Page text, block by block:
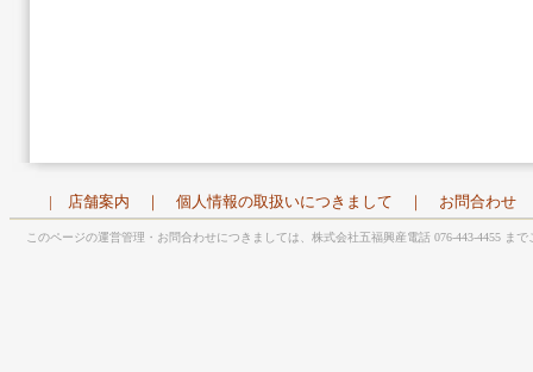
| 店舗案内 ｜ 個人情報の取扱いにつきまして ｜ お問合わせ
このページの運営管理・お問合わせにつきましては、株式会社五福興産電話 076-443-4455 ま